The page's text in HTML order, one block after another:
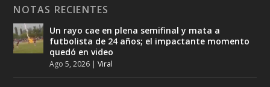
NOTAS RECIENTES
Un rayo cae en plena semifinal y mata a
futbolista de 24 años; el impactante momento
quedó en video
Ago 5, 2026 |Viral